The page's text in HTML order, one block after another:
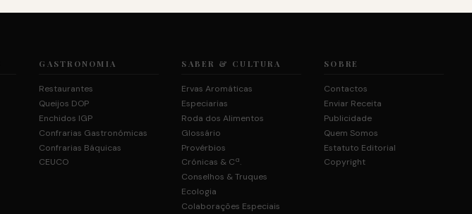
GASTRONOMIA
Restaurantes
Queijos DOP
Enchidos IGP
Confrarias Gastronómicas
Confrarias Báquicas
CEUCO
SABER & CULTURA
Ervas Aromáticas
Especiarias
Roda dos Alimentos
Glossário
Provérbios
Crónicas & Cª.
Conselhos & Truques
Ecologia
Colaborações Especiais
SOBRE
Contactos
Enviar Receita
Publicidade
Quem Somos
Estatuto Editorial
Copyright